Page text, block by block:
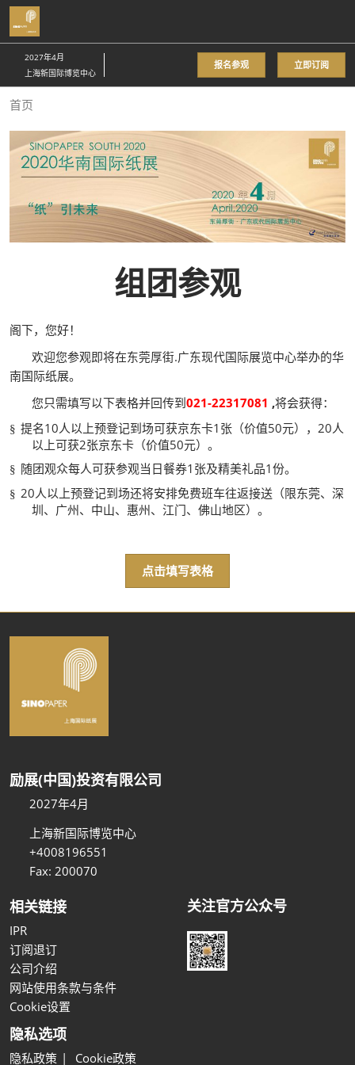
直
接
跳
至
内
容
2027年4月
上海新国际博览中心
报名参观 立即订阅
首页
组团参观
阁下，您好！
欢迎您参观即将在东莞厚街.广东现代国际展览中心举办的华
南国际纸展。
您只需填写以下表格并回传到021-22317081 ,将会获得：
§ 提名10人以上预登记到场可获京东卡1 张（价值50元）， 20人
以上可获2张京东卡（价值50元）。
§ 随团观众每人可获参观当日餐券1 张及精美礼品1份。
§ 20人以上预登记到场还将安排免费班车往返接送（限东莞、深
圳、广州、中山、惠州、江门、佛山地区）。
点击填写表格
励展(中国)投资有限公司
2027年4月
上海新国际博览中心
+4008196551
Fax: 200070
相关链接
IPR
订阅退订
公司介绍
网站使用条款与条件
Cookie设置
关注官方公众号
隐私选项
隐私政策 Cookie政策